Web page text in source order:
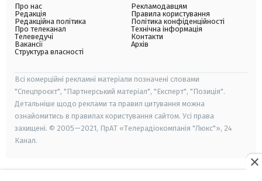
Про нас
Редакція
Редакційна політика
Про телеканал
Телеведучі
Вакансії
Структура власності
Рекламодавцям
Правила користування
Політика конфіденційності
Технічна інформація
Контакти
Архів
Всі комерційні рекламні матеріали позначені словами
"Спецпроєкт", "Партнерський матеріал", "Експерт", "Позиція".
Детальніше щодо реклами та правил цитування можна
ознайомитись в правилах користування сайтом. Усі права
захищені. © 2005—2021, ПрАТ «Телерадіокомпанія "Люкс"», 24
Канал.